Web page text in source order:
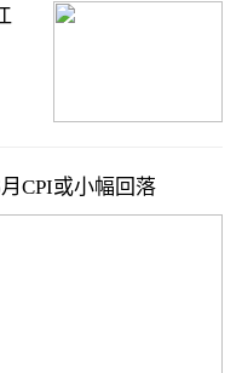
CPI或小幅回落